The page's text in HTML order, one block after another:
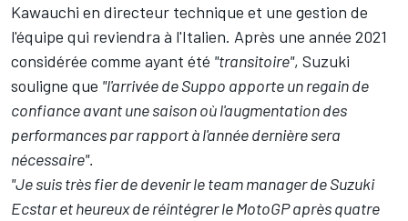
Kawauchi en directeur technique et une gestion de
l'équipe qui reviendra à l'Italien. Après une année 2021
considérée comme ayant été "transitoire", Suzuki
souligne que "l'arrivée de Suppo apporte un regain de
confiance avant une saison où l'augmentation des
performances par rapport à l'année dernière sera
nécessaire".
"Je suis très fier de devenir le team manager de Suzuki
Ecstar et heureux de réintégrer le MotoGP après quatre